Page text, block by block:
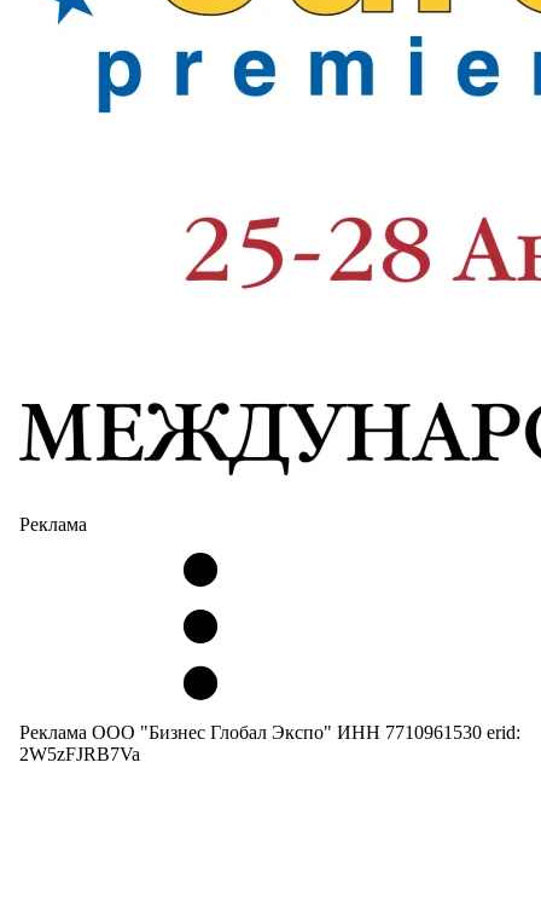
Реклама
Реклама ООО "Бизнес Глобал Экспо" ИНН 7710961530 erid:
2W5zFJRB7Va